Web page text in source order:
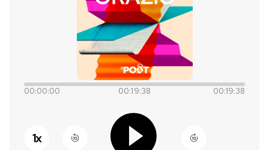
Europa
Altrecose
Mondiali calcio 2026
NEWSLETTER
00:00:00 00:19:38 00:19:38
1x